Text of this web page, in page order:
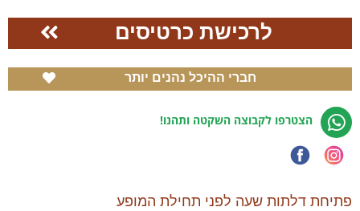
לרכישת כרטיסים
חברי ההיכל נהנים יותר
הצטרפו לקבוצה השקטה ותהנו!
פתיחת דלתות שעה לפני תחילת המופע